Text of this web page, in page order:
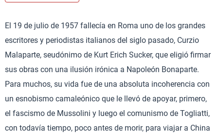
El 19 de julio de 1957 fallecía en Roma uno de los grandes
escritores y periodistas italianos del siglo pasado, Curzio
Malaparte, seudónimo de Kurt Erich Sucker, que eligió firmar
sus obras con una ilusión irónica a Napoleón Bonaparte.
Para muchos, su vida fue de una absoluta incoherencia con
un esnobismo camaleónico que le llevó de apoyar, primero,
el fascismo de Mussolini y luego el comunismo de Togliatti,
con todavía tiempo, poco antes de morir, para viajar a China